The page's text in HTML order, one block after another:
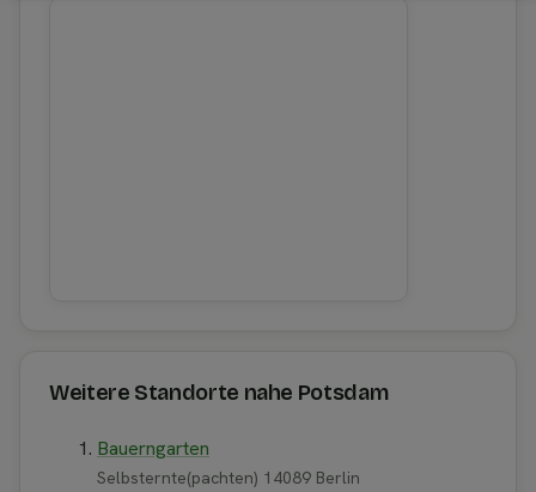
Weitere Standorte nahe Potsdam
Bauerngarten
Selbsternte(pachten) 14089 Berlin